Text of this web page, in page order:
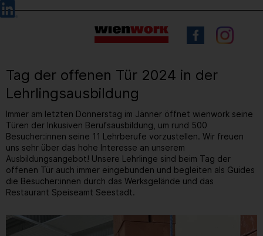
Barrierefreie
Bedienung
Sprachauswahl
Tag der offenen Tür 2024 in der
Lehrlingsausbildung
Immer am letzten Donnerstag im Jänner öffnet wienwork seine
Türen der Inkusiven Berufsausbildung, um rund 500
Besucher:innen seine 11 Lehrberufe vorzustellen. Wir freuen
uns sehr über das hohe Interesse an unserem
Ausbildungsangebot! Unsere Lehrlinge sind beim Tag der
offenen Tür auch immer eingebunden und begleiten als Guides
die Besucher:innen durch das Werksgelände und das
Restaurant Speiseamt Seestadt.
18/ 61